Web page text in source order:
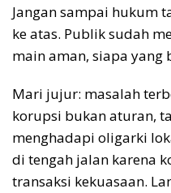
Jangan sampai hukum
ke atas. Publik sudah
main aman, siapa yang
Mari jujur: masalah
korupsi bukan aturan,
menghadapi oligarki
di tengah jalan karena
transaksi kekuasaan.